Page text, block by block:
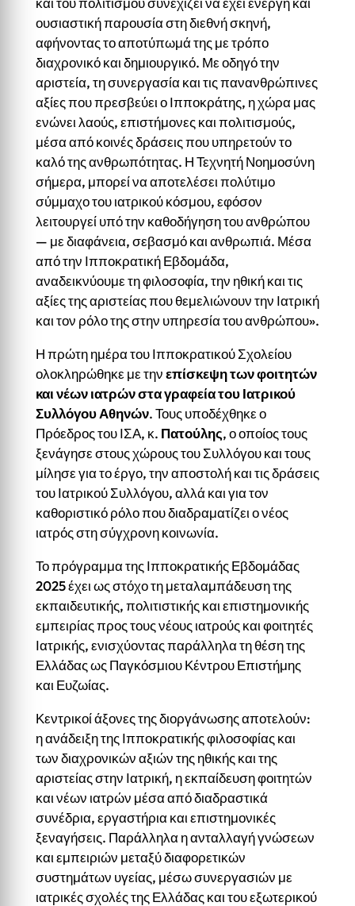
ουσιαστική παρουσία στη διεθνή σκηνή,
αφήνοντας το αποτύπωμά της με τρόπο
διαχρονικό και δημιουργικό. Με οδηγό την
αριστεία, τη συνεργασία και τις πανανθρώπινες
αξίες που πρεσβεύει ο Ιπποκράτης, η χώρα μας
ενώνει λαούς, επιστήμονες και πολιτισμούς,
μέσα από κοινές δράσεις που υπηρετούν το
καλό της ανθρωπότητας. Η Τεχνητή Νοημοσύνη
σήμερα, μπορεί να αποτελέσει πολύτιμο
σύμμαχο του ιατρικού κόσμου, εφόσον
λειτουργεί υπό την καθοδήγηση του ανθρώπου
— με διαφάνεια, σεβασμό και ανθρωπιά. Μέσα
από την Ιπποκρατική Εβδομάδα,
αναδεικνύουμε τη φιλοσοφία, την ηθική και τις
αξίες της αριστείας που θεμελιώνουν την Ιατρική
και τον ρόλο της στην υπηρεσία του ανθρώπου».
Η πρώτη ημέρα του Ιπποκρατικού Σχολείου
ολοκληρώθηκε με τηνεπίσκεψη των φοιτητών
και νέων ιατρών στα γραφεία του Ιατρικού
Συλλόγου Αθηνών. Τους υποδέχθηκε ο
Πρόεδρος του ΙΣΑ, κ. Πατούλης, ο οποίος τους
ξενάγησε στους χώρους του Συλλόγου και τους
μίλησε για το έργο, την αποστολή και τις δράσεις
του Ιατρικού Συλλόγου, αλλά και για τον
καθοριστικό ρόλο που διαδραματίζει ο νέος
ιατρός στη σύγχρονη κοινωνία.
Το πρόγραμμα της Ιπποκρατικής Εβδομάδας
2025 έχει ως στόχο τη μεταλαμπάδευση της
εκπαιδευτικής, πολιτιστικής και επιστημονικής
εμπειρίας προς τους νέους ιατρούς και φοιτητές
Ιατρικής, ενισχύοντας παράλληλα τη θέση της
Ελλάδας ως Παγκόσμιου Κέντρου Επιστήμης
και Ευζωίας.
Κεντρικοί άξονες της διοργάνωσης αποτελούν:
η ανάδειξη της Ιπποκρατικής φιλοσοφίας και
των διαχρονικών αξιών της ηθικής και της
αριστείας στην Ιατρική, η εκπαίδευση φοιτητών
και νέων ιατρών μέσα από διαδραστικά
συνέδρια, εργαστήρια και επιστημονικές
ξεναγήσεις. Παράλληλα η ανταλλαγή γνώσεων
και εμπειριών μεταξύ διαφορετικών
συστημάτων υγείας, μέσω συνεργασιών με
ιατρικές σχολές της Ελλάδας και του εξωτερικού